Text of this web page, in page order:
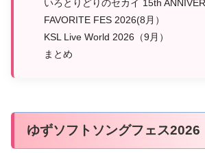
いろとりどりのセカイ 15th
FAVORITE FES 2026(8月）
KSL Live World 2026（9月）
まとめ
ゆずソフトソングフェス2026